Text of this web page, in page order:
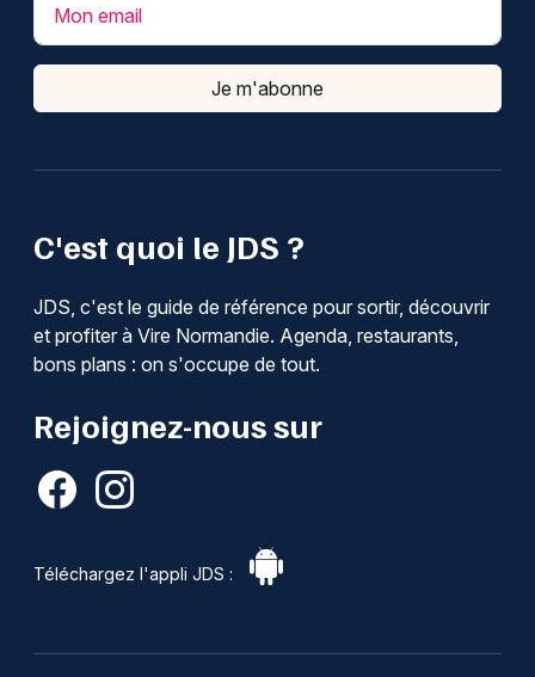
C'est quoi le JDS ?
JDS, c'est le guide de référence pour sortir, découvrir
et profiter à Vire Normandie. Agenda, restaurants,
bons plans : on s'occupe de tout.
Rejoignez-nous sur
Téléchargez l'appli JDS :
Mon email
Je m'abonne